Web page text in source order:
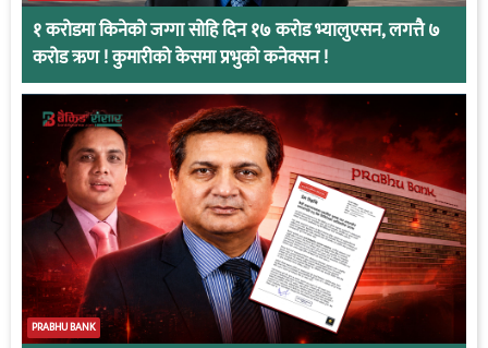
१ करोडमा किनेको जग्गा सोहि दिन १७ करोड भ्यालुएसन, लगत्तै ७
करोड ऋण ! कुमारीको केसमा प्रभुको कनेक्सन !
PRABHU BANK